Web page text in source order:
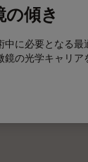
の傾き
中に必要となる最
鏡の光学キャリア